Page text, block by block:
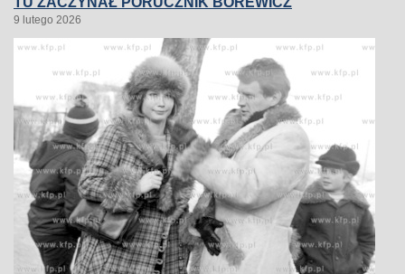
9 lutego 2026